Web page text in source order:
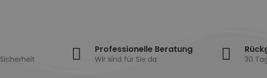
Professionelle Beratung
Wir sind für Sie da 30